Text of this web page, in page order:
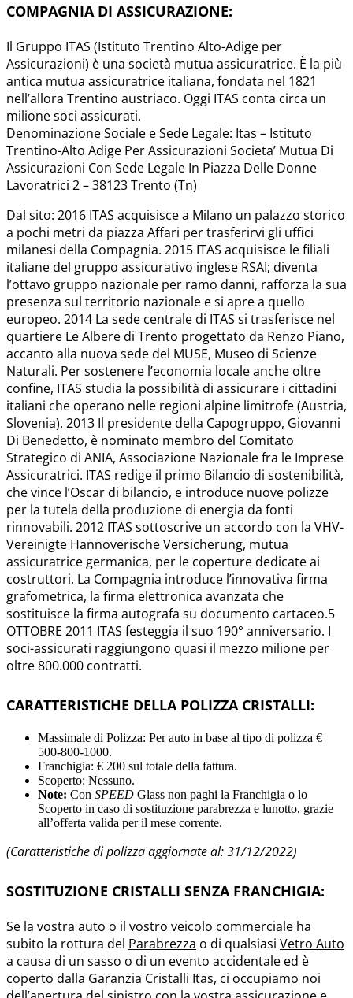
COMPAGNIA DI ASSICURAZIONE:
Il Gruppo ITAS (Istituto Trentino Alto-Adige per
Assicurazioni) è una società mutua assicuratrice. È la più
antica mutua assicuratrice italiana, fondata nel 1821
nell’allora Trentino austriaco. Oggi ITAS conta circa un
milione soci assicurati.
Denominazione Sociale e Sede Legale: Itas – Istituto
Trentino-Alto Adige Per Assicurazioni Societa’ Mutua Di
Assicurazioni Con Sede Legale In Piazza Delle Donne
Lavoratrici 2 – 38123 Trento (Tn)
Dal sito: 2016 ITAS acquisisce a Milano un palazzo storico
a pochi metri da piazza Affari per trasferirvi gli uffici
milanesi della Compagnia. 2015 ITAS acquisisce le filiali
italiane del gruppo assicurativo inglese RSAI; diventa
l’ottavo gruppo nazionale per ramo danni, rafforza la sua
presenza sul territorio nazionale e si apre a quello
europeo. 2014 La sede centrale di ITAS si trasferisce nel
quartiere Le Albere di Trento progettato da Renzo Piano,
accanto alla nuova sede del MUSE, Museo di Scienze
Naturali. Per sostenere l’economia locale anche oltre
confine, ITAS studia la possibilità di assicurare i cittadini
italiani che operano nelle regioni alpine limitrofe (Austria,
Slovenia). 2013 Il presidente della Capogruppo, Giovanni
Di Benedetto, è nominato membro del Comitato
Strategico di ANIA, Associazione Nazionale fra le Imprese
Assicuratrici. ITAS redige il primo Bilancio di sostenibilità,
che vince l’Oscar di bilancio, e introduce nuove polizze
per la tutela della produzione di energia da fonti
rinnovabili. 2012 ITAS sottoscrive un accordo con la VHV-
Vereinigte Hannoverische Versicherung, mutua
assicuratrice germanica, per le coperture dedicate ai
costruttori. La Compagnia introduce l’innovativa firma
grafometrica, la firma elettronica avanzata che
sostituisce la firma autografa su documento cartaceo.5
OTTOBRE 2011 ITAS festeggia il suo 190° anniversario. I
soci-assicurati raggiungono quasi il mezzo milione per
oltre 800.000 contratti.
CARATTERISTICHE DELLA POLIZZA CRISTALLI:
Massimale di Polizza: Per auto in base al tipo di polizza €
500-800-1000.
Franchigia: € 200 sul totale della fattura.
Scoperto: Nessuno.
Note: Con SPEED Glass non paghi la Franchigia o lo
Scoperto in caso di sostituzione parabrezza e lunotto, grazie
all’offerta valida per il mese corrente.
(Caratteristiche di polizza aggiornate al: 31/12/2022)
SOSTITUZIONE CRISTALLI SENZA FRANCHIGIA:
Se la vostra auto o il vostro veicolo commerciale ha
subito la rottura del Parabrezza o di qualsiasi Vetro Auto
a causa di un sasso o di un evento accidentale ed è
coperto dalla Garanzia Cristalli Itas, ci occupiamo noi